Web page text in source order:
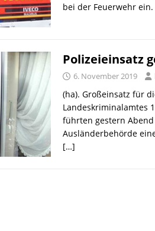
bei der Feuerwehr
Polizeieinsatz
6. November 2019
(ha). Großeinsatz für
Landeskriminalamtes
führten gestern
Ausländerbehörde
[…]